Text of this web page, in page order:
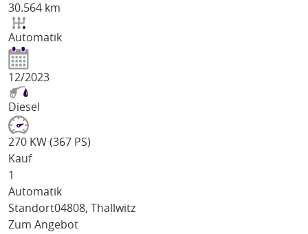
30.564 km
Automatik
12/2023
Diesel
270 KW (367 PS)
Kauf
1
Automatik
Standort04808, Thallwitz
Zum Angebot